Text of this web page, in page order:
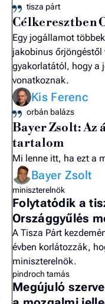
tisza párt
Célkeresztben
Egy jogállamot
jakobinus őrjöngéstől
gyakorlatától, hogy a
vonatkoznak.
Kis Ferenc
orbán balázs
Bayer Zsolt: Az
tartalom
Mi lenne itt, ha ezt a
Bayer Zsolt
miniszterelnök
Folytatódik a
Országgyűlés
A Tisza Párt
évben korlátozzák,
miniszterelnök.
pindroch tamás
Megújuló